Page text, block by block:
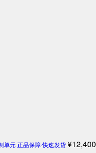
元 正品保障·快速发货¥12,400